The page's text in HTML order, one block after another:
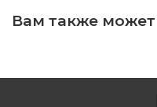
Вам также